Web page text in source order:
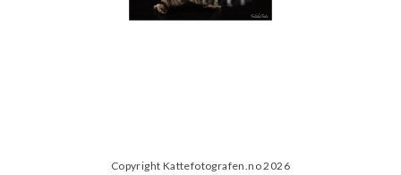
Copyright Kattefotografen.no 2026